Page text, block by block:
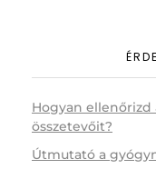
Hogyan
összetevőit?
Útmutató a